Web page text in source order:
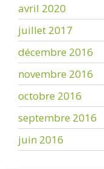
avril 2020
juillet 2017
décembre 2016
novembre 2016
octobre 2016
septembre 2016
juin 2016